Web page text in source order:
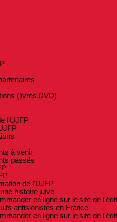
(livres,DVD)
l'UJFP
à venir
passés
de l'UJFP
histoire juive
en ligne sur le site de
antisionistes en France
en ligne sur le site de